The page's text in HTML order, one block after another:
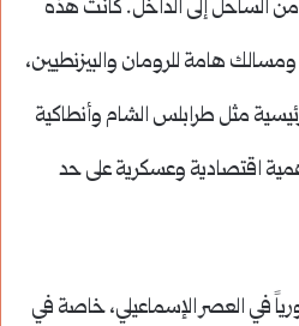
من الساحل إلى الداخل. كانت هذه
هامة للرومان والبيزنطيين،
مثل طرابلس الشام وأنطاكية
اقتصادية وعسكرية على حد
في العصر الإسماعيلي، خاصة في